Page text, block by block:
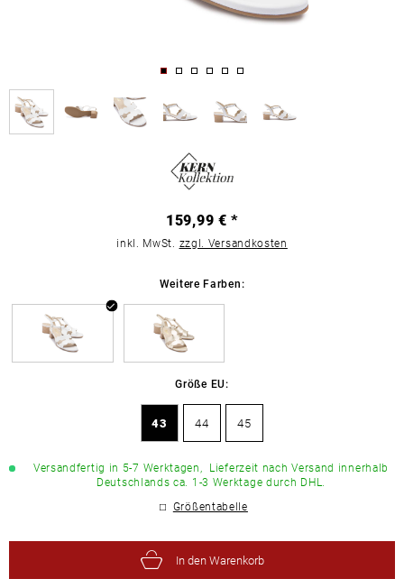
159,99 € *
inkl. MwSt. zzgl. Versandkosten
Weitere Farben:
Größe EU:
43 44 45
Versandfertig in 5-7 Werktagen, Lieferzeit nach Versand innerhalb
Deutschlands ca. 1-3 Werktage durch DHL.
Größentabelle
In den Warenkorb